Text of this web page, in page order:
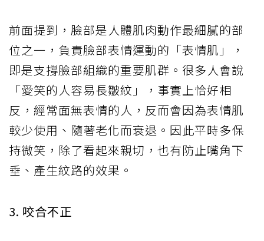
前面提到，臉部是人體肌肉動作最細膩的部
位之一，負責臉部表情運動的「表情肌」，
即是支撐臉部組織的重要肌群。很多人會說
「愛笑的人容易長皺紋」，事實上恰好相
反，經常面無表情的人，反而會因為表情肌
較少使用、隨著老化而衰退。因此平時多保
持微笑，除了看起來親切，也有防止嘴角下
垂、產生紋路的效果。
3. 咬合不正